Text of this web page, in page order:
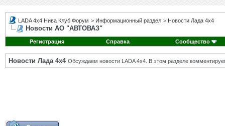
LADA 4x4 Нива Клуб Форум > Информационный раздел > Новости Лада 4х4
Новости АО "АВТОВАЗ"
Регистрация Справка Сообщество
Новости Лада 4х4 Обсуждаем новости LADA 4x4. В этом разделе